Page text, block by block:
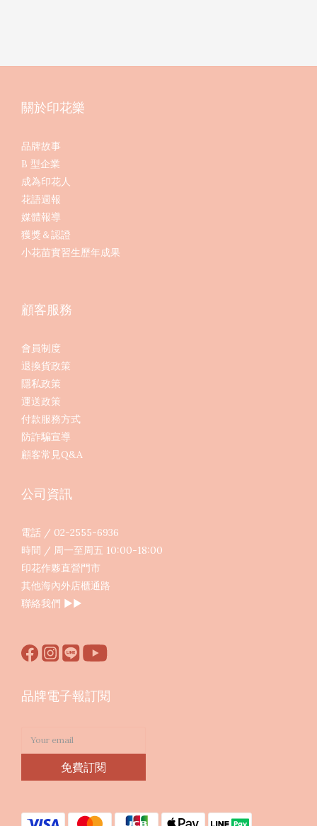
關於印花樂
品牌故事
B 型企業
成為印花人
花語週報
媒體報導
獲獎＆認證
小花苗實習生歷年成果
顧客服務
會員制度
退換貨政策
隱私政策
運送政策
付款服務方式
防詐騙宣導
顧客常見Q&A
公司資訊
電話 / 02-2555-6936
時間 / 周一至周五 10:00-18:00
印花作夥直營門市
其他海內外店櫃通路
聯絡我們 ▶︎▶︎
品牌電子報訂閱
免費訂閱